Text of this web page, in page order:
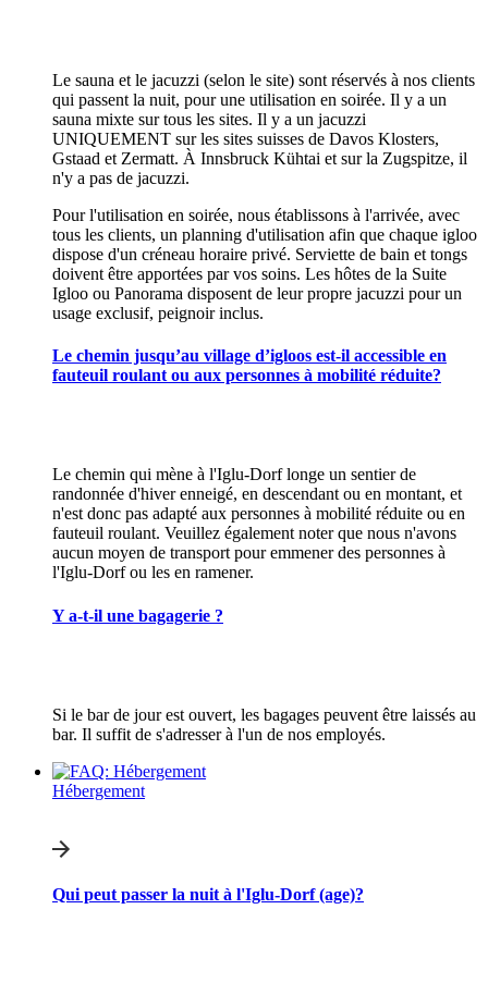
Le sauna et le jacuzzi (selon le site) sont réservés à nos clients
qui passent la nuit, pour une utilisation en soirée. Il y a un
sauna mixte sur tous les sites. Il y a un jacuzzi
UNIQUEMENT sur les sites suisses de Davos Klosters,
Gstaad et Zermatt. À Innsbruck Kühtai et sur la Zugspitze, il
n'y a pas de jacuzzi.
Pour l'utilisation en soirée, nous établissons à l'arrivée, avec
tous les clients, un planning d'utilisation afin que chaque igloo
dispose d'un créneau horaire privé. Serviette de bain et tongs
doivent être apportées par vos soins. Les hôtes de la Suite
Igloo ou Panorama disposent de leur propre jacuzzi pour un
usage exclusif, peignoir inclus.
Le chemin jusqu’au village d’igloos est-il accessible en
fauteuil roulant ou aux personnes à mobilité réduite?
Le chemin qui mène à l'Iglu-Dorf longe un sentier de
randonnée d'hiver enneigé, en descendant ou en montant, et
n'est donc pas adapté aux personnes à mobilité réduite ou en
fauteuil roulant. Veuillez également noter que nous n'avons
aucun moyen de transport pour emmener des personnes à
l'Iglu-Dorf ou les en ramener.
Y a-t-il une bagagerie ?
Si le bar de jour est ouvert, les bagages peuvent être laissés au
bar. Il suffit de s'adresser à l'un de nos employés.
Hébergement
Qui peut passer la nuit à l'Iglu-Dorf (age)?